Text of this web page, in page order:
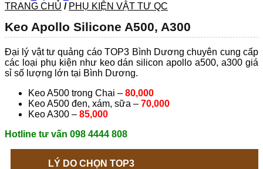
TRANG CHỦ / PHỤ KIỆN VẬT TƯ QC
Keo Apollo Silicone A500, A300
Đại lý vật tư quảng cáo TOP3 Bình Dương chuyên cung cấp
các loại phụ kiện như keo dán silicon apollo a500, a300 giá
sỉ số lượng lớn tại Bình Dương.
Keo A500 trong Chai – 80,000
Keo A500 đen, xám, sữa – 70,000
Keo A300 – 85,000
Hotline tư vấn 098 4444 808
LÝ DO CHỌN TOP3